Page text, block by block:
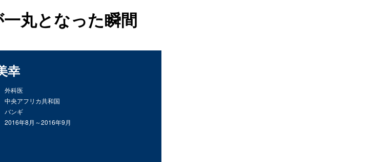
丸となった瞬間
幸
外科医
中央アフリカ共和国
バンギ
2016年8月～2016年9月